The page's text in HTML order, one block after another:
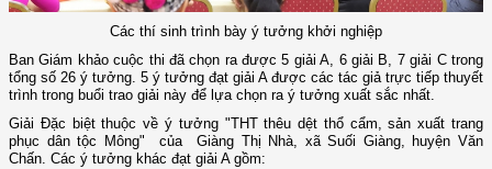
Các thí sinh trình bày ý tưởng khởi nghiệp
Ban Giám khảo cuộc thi đã chọn ra được 5 giải A, 6 giải B, 7 giải C trong
tổng số 26 ý tưởng. 5 ý tưởng đạt giải A được các tác giả trực tiếp thuyết
trình trong buổi trao giải này để lựa chọn ra ý tưởng xuất sắc nhất.
Giải Đặc biệt thuộc về ý tưởng "THT thêu dệt thổ cẩm, sản xuất trang
phục dân tộc Mông" của Giàng Thị Nhà, xã Suối Giàng, huyện Văn
Chấn. Các ý tưởng khác đạt giải A gồm: